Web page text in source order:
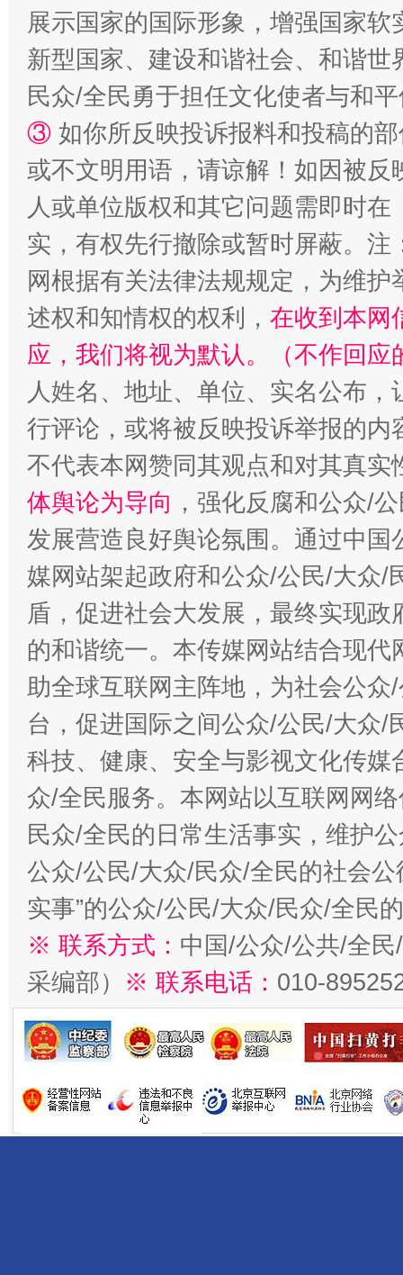
展示国家的国际形象，增强国家
新型国家、建设和谐社会、和谐
民众/全民勇于担任文化使者与和
③ 如你所反映投诉报料和投稿的
或不文明用语，请谅解！如因被
人或单位版权和其它问题需即时在
实，有权先行撤除或暂时屏蔽。
网根据有关法律法规规定，为维
述权和知情权的权利， 在收到本网
应，我们将视为默认。（不作回应
人姓名、地址、单位、实名公布
行评论，或将被反映投诉举报的
不代表本网赞同其观点和对其真实
体舆论为导向 ，强化反腐和公众/
发展营造良好舆论氛围。通过中
媒网站架起政府和公众/公民/大众/
盾，促进社会大发展，最终实现
的和谐统一。本传媒网站结合现
助全球互联网主阵地，为社会公
台，促进国际之间公众/公民/大众/
科技、健康、安全与影视文化传
众/全民服务。本网站以互联网网
民众/全民的日常生活事实，维护
公众/公民/大众/民众/全民的社会公
实事”的公众/公民/大众/民众/全民
※ 联系方式： 中国/公众/公共/全
采编部） ※ 联系电话： 010-